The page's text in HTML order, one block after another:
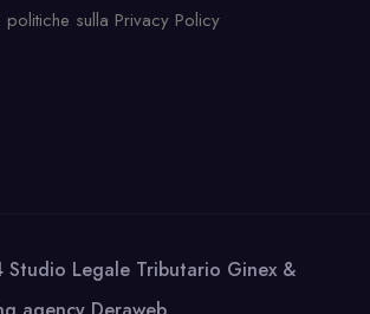
sulla Privacy Policy
Legale Tributario Ginex &